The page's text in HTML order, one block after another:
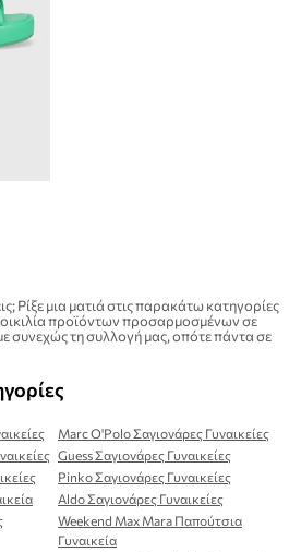
Ρίξε μια ματιά στις παρακάτω κατηγορίες
προϊόντων προσαρμοσμένων σε
συνεχώς τη συλλογή μας, οπότε πάντα σε
Marc O'Polo Σαγιονάρες Γυναικείες
Guess Σαγιονάρες Γυναικείες
Pinko Σαγιονάρες Γυναικείες
Aldo Σαγιονάρες Γυναικείες
Weekend Max Mara Παπούτσια
Γυναικεία